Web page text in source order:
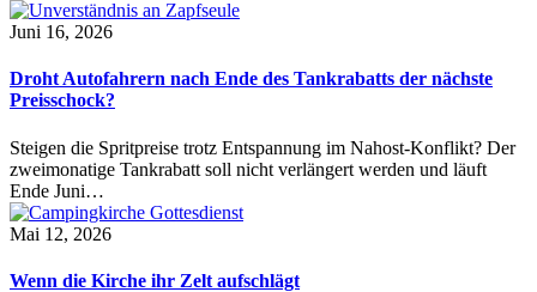
Juni 16, 2026
Droht Autofahrern nach Ende des Tankrabatts der nächste
Preisschock?
Steigen die Spritpreise trotz Entspannung im Nahost-Konflikt? Der
zweimonatige Tankrabatt soll nicht verlängert werden und läuft
Ende Juni…
Mai 12, 2026
Wenn die Kirche ihr Zelt aufschlägt